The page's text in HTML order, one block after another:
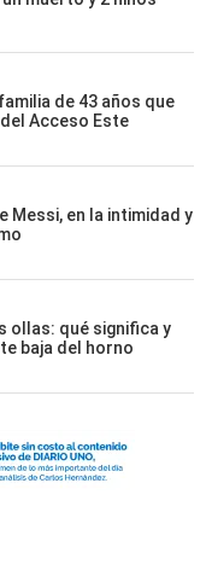
de 43 años que
Acceso Este
Messi, en la intimidad y
ollas: qué significa y
baja del horno